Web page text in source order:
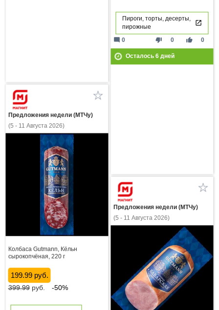
Пироги, торты, десерты,
пирожные
thumb_down 0 thumb_up 0
mode_comment 0
Осталось 6дней
Предложения недели (МТЧу)
(5 - 11 Августа 2026)
Колбаса Gutmann, Кёльн
сырокопчёная, 220 г
199.99 руб.
399.99руб. -50%
Предложения недели (МТЧу)
(5 - 11 Августа 2026)